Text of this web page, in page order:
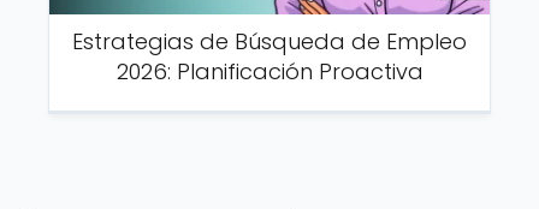
Estrategias de Búsqueda de Empleo
2026: Planificación Proactiva